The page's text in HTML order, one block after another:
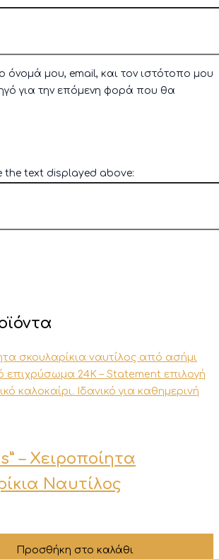
όνομά μου, email, και τον ιστότοπο μου
για την επόμενη φορά που θα
the text displayed above:
– Χειροποίητα
Ναυτίλος
Προσθήκη στο καλάθι